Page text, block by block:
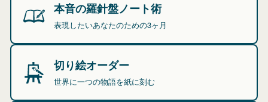
本音の羅針盤ノート術
表現したいあなたのための3ヶ月
切り絵オーダー
世界に一つの物語を紙に刻む